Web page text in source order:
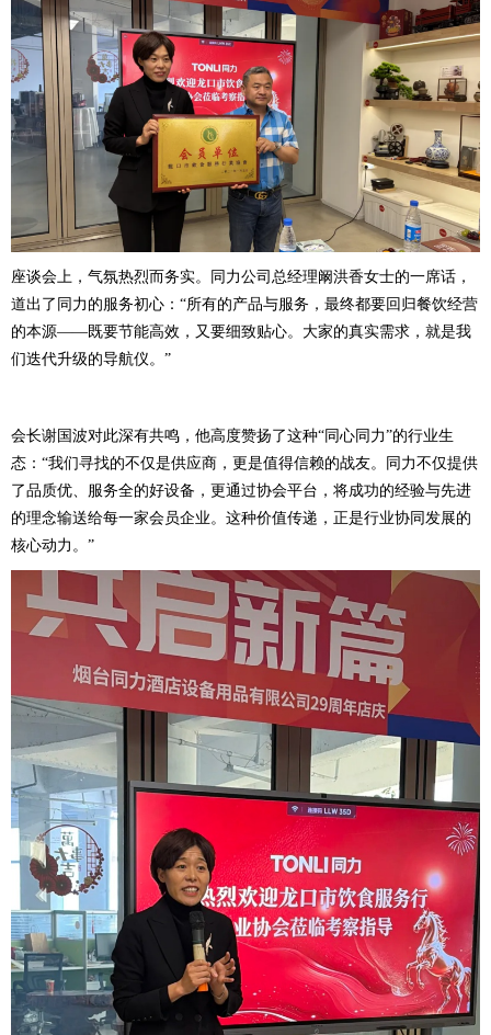
座谈会上，气氛热烈而务实。同力公司总经理阚洪香女士的一席话，
道出了同力的服务初心：“所有的产品与服务，最终都要回归餐饮经营
的本源——既要节能高效，又要细致贴心。大家的真实需求，就是我
们迭代升级的导航仪。”
会长谢国波对此深有共鸣，他高度赞扬了这种“同心同力”的行业生
态：“我们寻找的不仅是供应商，更是值得信赖的战友。同力不仅提供
了品质优、服务全的好设备，更通过协会平台，将成功的经验与先进
的理念输送给每一家会员企业。这种价值传递，正是行业协同发展的
核心动力。”